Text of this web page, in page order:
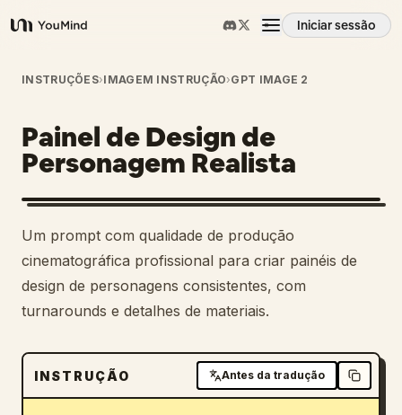
YouMind
Iniciar sessão
Visão geral
Casos de uso
Habilidades
Prompts
Preços
Transferir
INSTRUÇÕES›IMAGEM INSTRUÇÃO›GPT IMAGE 2
Painel de Design de
Personagem Realista
Um prompt com qualidade de produção
cinematográfica profissional para criar painéis de
design de personagens consistentes, com
turnarounds e detalhes de materiais.
INSTRUÇÃO Antes da tradução